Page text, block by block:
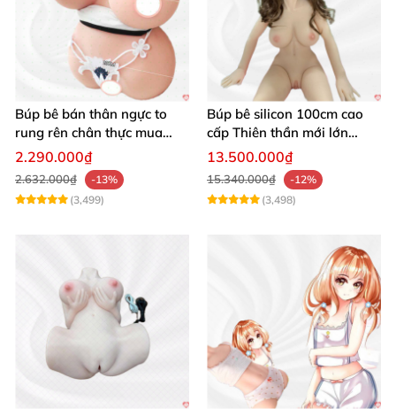
Búp bê bán thân ngực to
rung rên chân thực mua
ngay
2.290.000₫
2.632.000₫
-13%
(3,499)
Búp bê silicon 100cm cao
cấp Thiên thần mới lớn
mượt mà mềm mại
13.500.000₫
15.340.000₫
-12%
(3,498)